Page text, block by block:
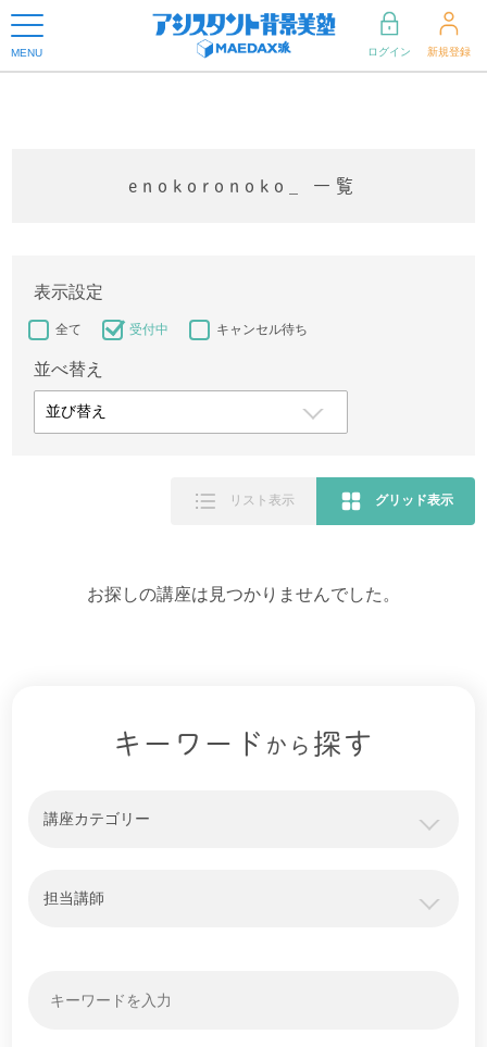
MENU ログイン 新規登録
enokoronoko_ 一覧
表示設定
全て 受付中 キャンセル待ち
並べ替え
リスト表示 グリッド表示
お探しの講座は見つかりませんでした。
キーワード から 探す
講座カテゴリー
担当講師